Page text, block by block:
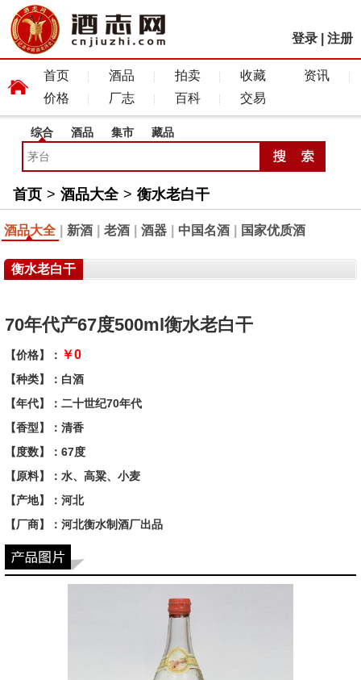
登录 注册
首页 酒品 拍卖 收藏
资讯
价格
厂志 百科 交易
综合 酒品 集市 藏品
首页 > 酒品大全 > 衡水老白干
酒品大全 新酒 老酒 酒器 中国名酒 国家优质酒
衡水老白干
70年代产67度500ml衡水老白干
【价格】： ￥0
【种类】：白酒
【年代】：二十世纪70年代
【香型】：清香
【度数】：67度
【原料】：水、高粱、小麦
【产地】：河北
【厂商】：河北衡水制酒厂出品